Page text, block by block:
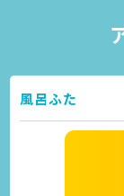
風呂ふた